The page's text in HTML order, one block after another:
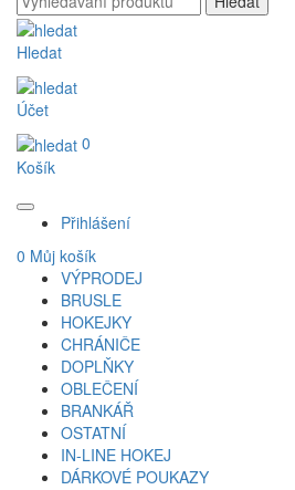
Hledat
Účet
0
Košík
Přihlášení
0 Můj košík
VÝPRODEJ
BRUSLE
HOKEJKY
CHRÁNIČE
DOPLŇKY
OBLEČENÍ
BRANKÁŘ
OSTATNÍ
IN-LINE HOKEJ
DÁRKOVÉ POUKAZY